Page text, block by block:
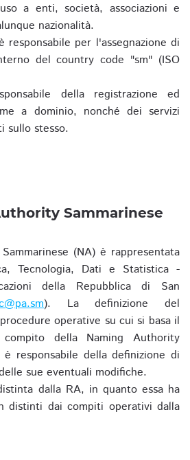
a enti, società, associazioni e
nazionalità.
responsabile per l'assegnazione di
del country code "sm" (ISO
della registrazione ed
a dominio, nonché dei servizi
sullo stesso.
Sammarinese
(NA) è rappresentata
Tecnologia, Dati e Statistica -
della Repubblica di San
). La definizione del
operative su cui si basa il
della Naming Authority
è responsabile della definizione di
sue eventuali modifiche.
dalla RA, in quanto essa ha
distinti dai compiti operativi dalla